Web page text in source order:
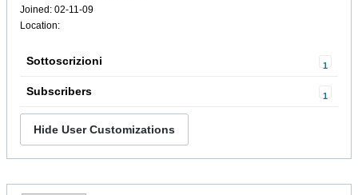
Joined: 02-11-09
Location:
Sottoscrizioni 1
Subscribers 1
Hide User Customizations